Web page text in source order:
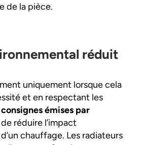
de la pièce.
réduit
uniquement lorsque cela
et en respectant les
consignes émises par
réduire l’impact
chauffage. Les radiateurs